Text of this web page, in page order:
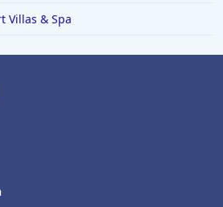
Villas & Spa